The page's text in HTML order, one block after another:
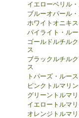
イエローベリル
ブルーオパール
ホワイトオニキ
パイライト・ル
ゴールドルチル
ス
ブラックルチル
ス
トパーズ・ルース
ピンクトルマリ
グリーントルマ
イエロートルマ
オレンジトルマ